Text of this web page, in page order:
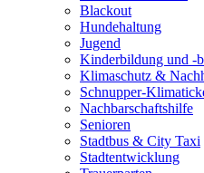
Blackout
Hundehaltung
Jugend
Kinderbildung und -
Klimaschutz &
Schnupper-
Nachbarschaftshilfe
Senioren
Stadtbus & City Taxi
Stadtentwicklung